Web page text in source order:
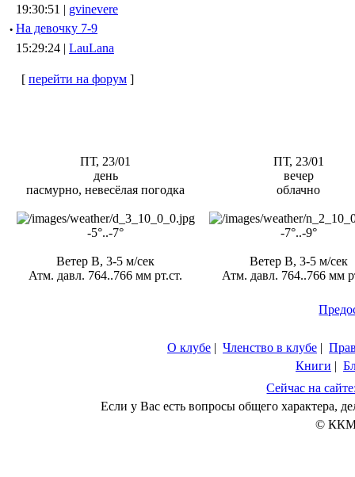
19:30:51 | gvinevere
· Hа девочку 7-9
15:29:24 | LauLana
[ перейти на форум ]
ПТ, 23/01
день
пасмурно, невесёлая погодка
-5°..-7°
Ветер В, 3-5 м/сек
Атм. давл. 764..766 мм рт.ст.
ПТ, 23/01
вечер
облачно
-7°..-9°
Ветер В, 3-5 м/сек
Атм. давл. 764..766 мм
О клубе | Членство в клубе |
Книги |
Сейчас на
Если у Вас есть вопросы общего характера,
© ККМ